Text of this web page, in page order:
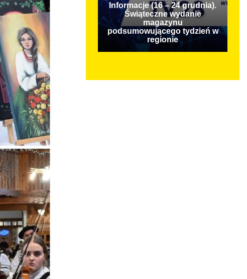
Informacje (16 – 24 grudnia).
Świąteczne wydanie
magazynu
podsumowującego tydzień w
regionie